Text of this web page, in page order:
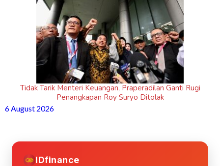
Tidak Tarik Menteri Keuangan, Praperadilan Ganti Rugi
Penangkapan Roy Suryo Ditolak
6 August 2026
IDfinance